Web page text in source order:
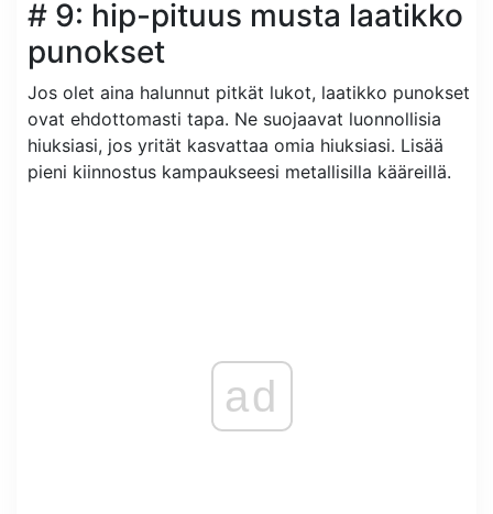
# 9: hip-pituus musta laatikko
punokset
Jos olet aina halunnut pitkät lukot, laatikko punokset
ovat ehdottomasti tapa. Ne suojaavat luonnollisia
hiuksiasi, jos yrität kasvattaa omia hiuksiasi. Lisää
pieni kiinnostus kampaukseesi metallisilla kääreillä.
ad